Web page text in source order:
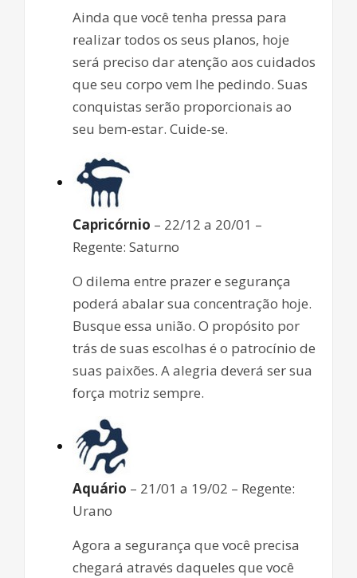
Ainda que você tenha pressa para
realizar todos os seus planos, hoje
será preciso dar atenção aos cuidados
que seu corpo vem lhe pedindo. Suas
conquistas serão proporcionais ao
seu bem-estar. Cuide-se.
Capricórnio – 22/12 a 20/01 –
Regente: Saturno
O dilema entre prazer e segurança
poderá abalar sua concentração hoje.
Busque essa união. O propósito por
trás de suas escolhas é o patrocínio de
suas paixões. A alegria deverá ser sua
força motriz sempre.
Aquário – 21/01 a 19/02 – Regente:
Urano
Agora a segurança que você precisa
chegará através daqueles que você